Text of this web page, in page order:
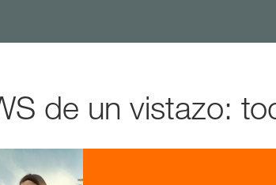
de un vistazo: